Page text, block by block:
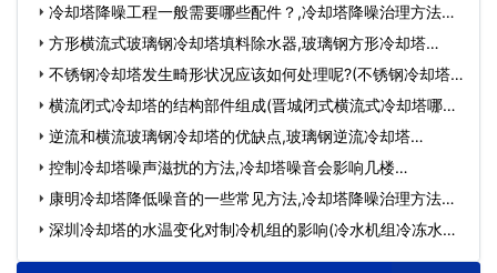
冷却塔降噪工程一般需要哪些配件？,冷却塔降噪治理方法及
措施…
方形横流式玻璃钢冷却塔填料除水器,玻璃钢方形冷却塔…
不锈钢冷却塔发生畸形状况应该如何处理呢?(不锈钢冷却塔
特…横流闭式冷却塔的结构部件组成(晋城闭式横流式冷却塔哪家
专…逆流和横流玻璃钢冷却塔的优缺点,玻璃钢逆流冷却塔…
控制冷却塔噪声滋扰的方法,冷却塔噪音会影响几楼…
康明冷却塔降低噪音的一些常见方法,冷却塔降噪治理方法及
措…深圳冷却塔的水温变化对制冷机组的影响(冷水机组冷冻水压
力…